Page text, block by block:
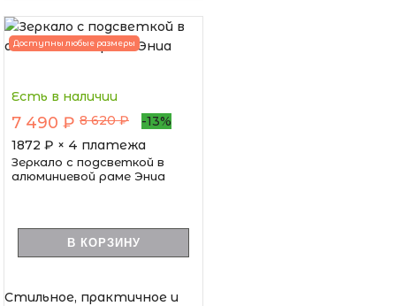
Доступны любые размеры
Есть в наличии
7 490 ₽ 8 620 ₽
-13%
1872 ₽ × 4 платежа
Зеркало с подсветкой в
алюминиевой раме Эниа
В КОРЗИНУ
Стильное, практичное и